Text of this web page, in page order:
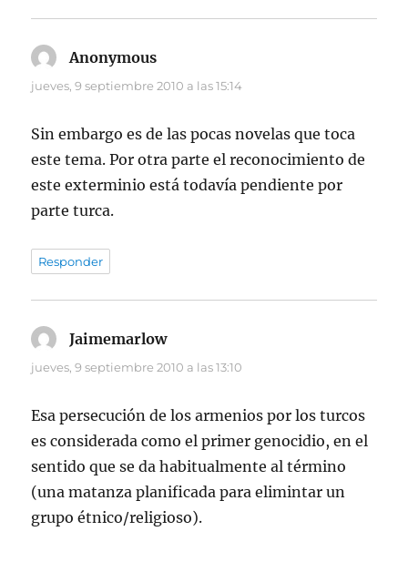
Anonymous
jueves, 9 septiembre 2010 a las 15:14
Sin embargo es de las pocas novelas que toca
este tema. Por otra parte el reconocimiento de
este exterminio está todavía pendiente por
parte turca.
Responder
Jaimemarlowdice:
jueves, 9 septiembre 2010 a las 13:10
Esa persecución de los armenios por los turcos
es considerada como el primer genocidio, en el
sentido que se da habitualmente al término
(una matanza planificada para elimintar un
grupo étnico/religioso).